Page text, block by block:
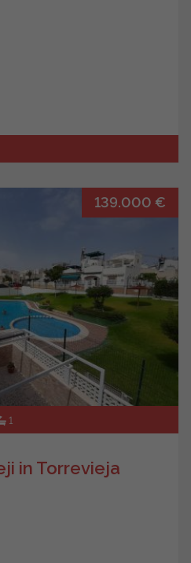
139.000 €
1
in Torrevieja